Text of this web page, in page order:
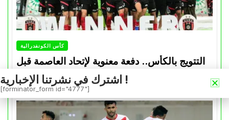
كأس الكونفدرالية
التتويج بالكأس.. دفعة معنوية لإتحاد العاصمة قبل
موقعة الزمالك في نهائي الكونفدرالية
Avril 30, 2026
اشترك في نشرتنا الإخبارية !
[forminator_form id="4777"]